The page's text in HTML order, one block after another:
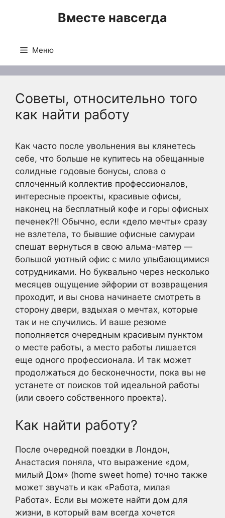
Вместе навсегда
Меню
Советы, относительно того
как найти работу
Как часто после увольнения вы клянетесь
себе, что больше не купитесь на обещанные
солидные годовые бонусы, слова о
сплоченный коллектив профессионалов,
интересные проекты, красивые офисы,
наконец на бесплатный кофе и горы офисных
печенек?!! Обычно, если «дело мечты» сразу
не взлетела, то бывшие офисные самураи
спешат вернуться в свою альма-матер —
большой уютный офис с мило улыбающимися
сотрудниками. Но буквально через несколько
месяцев ощущение эйфории от возвращения
проходит, и вы снова начинаете смотреть в
сторону двери, вздыхая о мечтах, которые
так и не случились. И ваше резюме
пополняется очередным красивым пунктом
о месте работы, а место работы лишается
еще одного профессионала. И так может
продолжаться до бесконечности, пока вы не
устанете от поисков той идеальной работы
(или своего собственного проекта).
Как найти работу?
После очередной поездки в Лондон,
Анастасия поняла, что выражение «дом,
милый Дом» (home sweet home) точно также
может звучать и как «Работа, милая
Работа». Если вы можете найти дом для
жизни, в который вам всегда хочется